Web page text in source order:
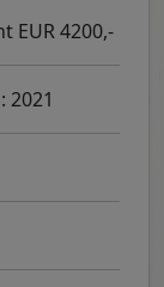
EUR 4200,-
: 2021